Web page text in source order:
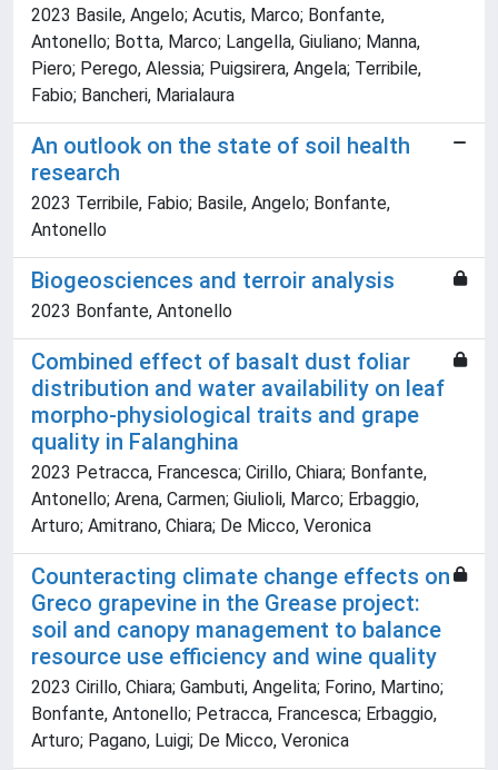
2023 Basile, Angelo; Acutis, Marco; Bonfante,
Antonello; Botta, Marco; Langella, Giuliano; Manna,
Piero; Perego, Alessia; Puigsirera, Angela; Terribile,
Fabio; Bancheri, Marialaura
An outlook on the state of soil health
research
2023 Terribile, Fabio; Basile, Angelo; Bonfante,
Antonello
Biogeosciences and terroir analysis
2023 Bonfante, Antonello
Combined effect of basalt dust foliar
distribution and water availability on leaf
morpho-physiological traits and grape
quality in Falanghina
2023 Petracca, Francesca; Cirillo, Chiara; Bonfante,
Antonello; Arena, Carmen; Giulioli, Marco; Erbaggio,
Arturo; Amitrano, Chiara; De Micco, Veronica
Counteracting climate change effects on
Greco grapevine in the Grease project:
soil and canopy management to balance
resource use efficiency and wine quality
2023 Cirillo, Chiara; Gambuti, Angelita; Forino, Martino;
Bonfante, Antonello; Petracca, Francesca; Erbaggio,
Arturo; Pagano, Luigi; De Micco, Veronica